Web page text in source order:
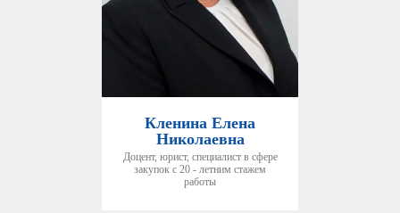
Кленина Елена
Николаевна
Доцент, юрист, специалист в сфере
закупок с 20 - летним стажем
работы